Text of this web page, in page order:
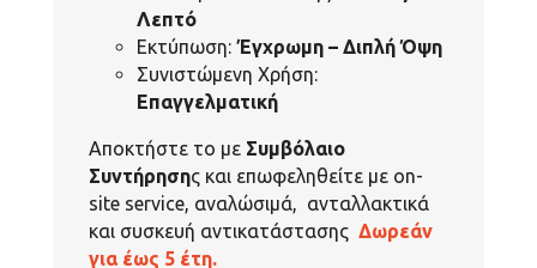
Λεπτό
Εκτύπωση: Έγχρωμη – Διπλή Όψη
Συνιστώμενη Χρήση:
Επαγγελματική
Αποκτήστε το με Συμβόλαιο
Συντήρησης και επωφεληθείτε με on-
site service, αναλώσιμά, ανταλλακτικά
και συσκευή αντικατάστασης Δωρεάν
για έως 5 έτη.